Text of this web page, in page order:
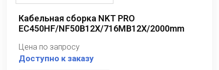
Кабельная сборка NKT PRO
EC450HF/NF50B12X/716MB12X/2000mm
Цена по запросу
Доступно к заказу